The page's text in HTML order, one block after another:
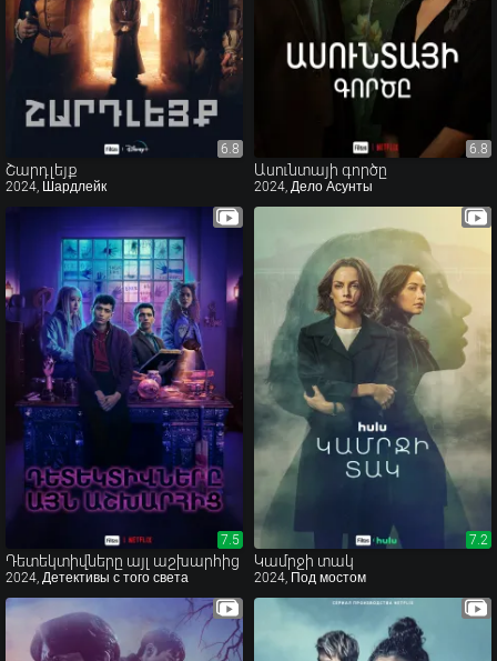
6.8
6.8
Շարդլեյք
2024, Шардлейк
6.8
6.8
Ասունտայի գործը
2024, Дело Асунты
7.5
7.5
Դետեկտիվները այլ աշխարհից
2024, Детективы с того света
7.2
7.2
Կամրջի տակ
2024, Под мостом